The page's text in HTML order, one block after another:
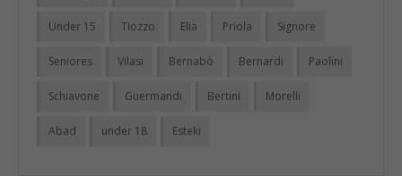
Under 15 Tiozzo Elia Priola Signore
Seniores Vilasi Bernabò Bernardi Paolini
Schiavone Guermandi Bertini Morelli
Abad under 18 Esteki